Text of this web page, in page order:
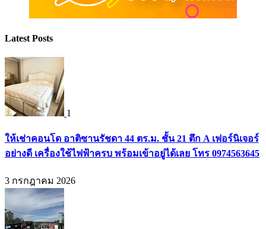
Latest Posts
1
ให้เช่าคอนโด อาติซานรัชดา 44 ตร.ม. ชั้น 21 ตึก A เฟอร์นิเจอร์
อย่างดี เครื่องใช้ไฟฟ้าครบ พร้อมเข้าอยู่ได้เลย โทร 0974563645
3 กรกฎาคม 2026